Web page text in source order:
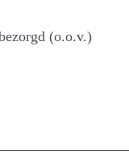
(o.o.v.)